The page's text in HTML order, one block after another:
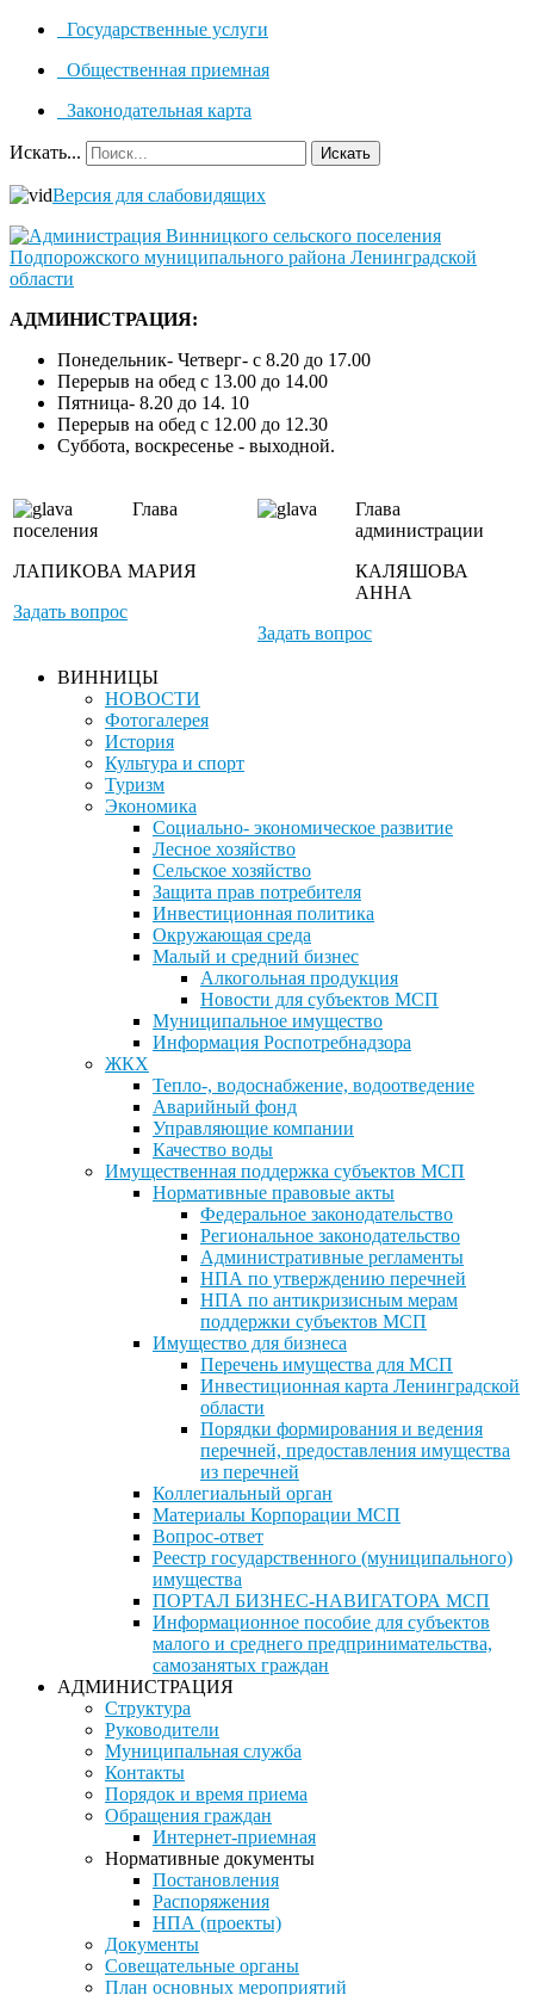
Государственные услуги
Общественная приемная
Законодательная карта
Искать... Искать
Версия для слабовидящих
АДМИНИСТРАЦИЯ:
Понедельник- Четверг- с 8.20 до 17.00
Перерыв на обед с 13.00 до 14.00
Пятница- 8.20 до 14. 10
Перерыв на обед с 12.00 до 12.30
Суббота, воскресенье - выходной.
Глава
поселения
ЛАПИКОВА МАРИЯ
Задать вопрос
Глава
администрации
КАЛЯШОВА
АННА
Задать вопрос
ВИННИЦЫ
НОВОСТИ
Фотогалерея
История
Культура и спорт
Туризм
Экономика
Социально- экономическое развитие
Лесное хозяйство
Сельское хозяйство
Защита прав потребителя
Инвестиционная политика
Окружающая среда
Малый и средний бизнес
Алкогольная продукция
Новости для субъектов МСП
Муниципальное имущество
Информация Роспотребнадзора
ЖКХ
Тепло-, водоснабжение, водоотведение
Аварийный фонд
Управляющие компании
Качество воды
Имущественная поддержка субъектов МСП
Нормативные правовые акты
Федеральное законодательство
Региональное законодательство
Административные регламенты
НПА по утверждению перечней
НПА по антикризисным мерам
поддержки субъектов МСП
Имущество для бизнеса
Перечень имущества для МСП
Инвестиционная карта Ленинградской
области
Порядки формирования и ведения
перечней, предоставления имущества
из перечней
Коллегиальный орган
Материалы Корпорации МСП
Вопрос-ответ
Реестр государственного (муниципального)
имущества
ПОРТАЛ БИЗНЕС-НАВИГАТОРА МСП
Информационное пособие для субъектов
малого и среднего предпринимательства,
самозанятых граждан
АДМИНИСТРАЦИЯ
Структура
Руководители
Муниципальная служба
Контакты
Порядок и время приема
Обращения граждан
Интернет-приемная
Нормативные документы
Постановления
Распоряжения
НПА (проекты)
Документы
Совещательные органы
План основных мероприятий